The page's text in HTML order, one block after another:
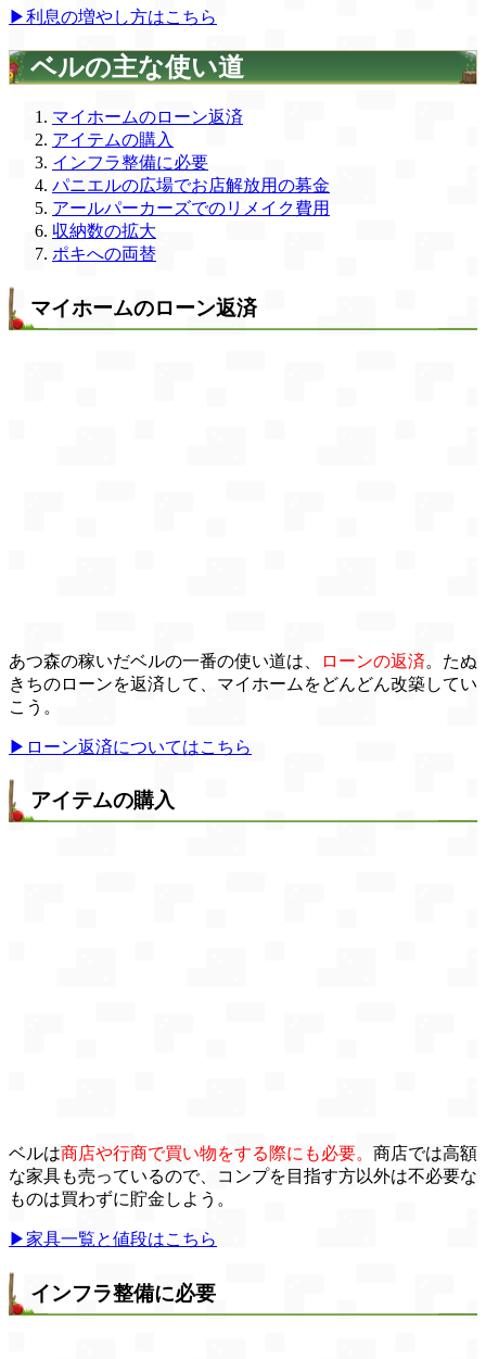
▶利息の増やし方はこちら
ベルの主な使い道
マイホームのローン返済
アイテムの購入
インフラ整備に必要
パニエルの広場でお店解放用の募金
アールパーカーズでのリメイク費用
収納数の拡大
ポキへの両替
マイホームのローン返済
あつ森の稼いだベルの一番の使い道は、 ローンの返済。たぬ
きちのローンを返済して、マイホームをどんどん改築してい
こう。
▶ローン返済についてはこちら
アイテムの購入
ベルは商店や行商で買い物をする際にも必要。 商店では高額
な家具も売っているので、コンプを目指す方以外は不必要な
ものは買わずに貯金しよう。
▶家具一覧と値段はこちら
インフラ整備に必要